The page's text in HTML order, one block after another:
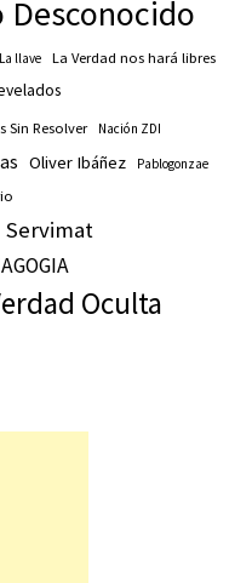
Desconocido
La llave La Verdad nos hará libres
Sin Resolver Nación ZDI
Oliver Ibáñez Pablogonzae
Servimat
Oculta